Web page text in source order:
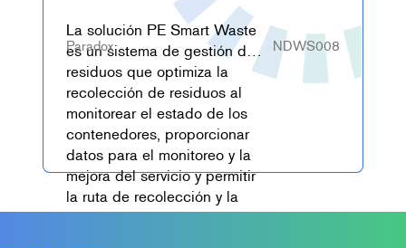
La solución PE Smart Waste
es un sistema de gestión de
residuos que optimiza la
recolección de residuos al
monitorear el estado de los
contenedores, proporcionar
datos para el monitoreo y la
mejora del servicio y permitir
la ruta de recolección y la
optimización de costos. Los
Paradox NDWS008